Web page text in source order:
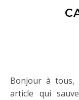
Bonjour à tous,
article qui